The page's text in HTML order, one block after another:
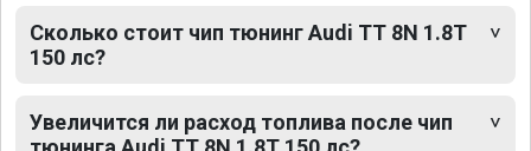
Сколько стоит чип тюнинг Audi TT 8N 1.8T
150 лс?
Увеличится ли расход топлива после чип